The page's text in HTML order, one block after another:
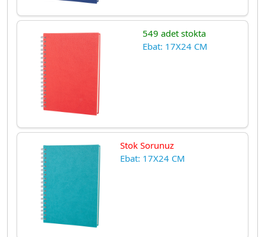
549 adet stokta
Ebat: 17X24 CM
Stok Sorunuz
Ebat: 17X24 CM